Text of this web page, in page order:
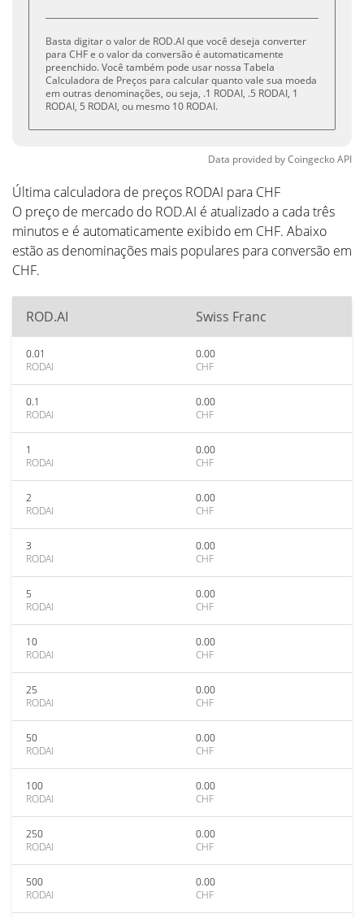
Basta digitar o valor de ROD.AI que você deseja converter
para CHF e o valor da conversão é automaticamente
preenchido. Você também pode usar nossa Tabela
Calculadora de Preços para calcular quanto vale sua moeda
em outras denominações, ou seja, .1 RODAI, .5 RODAI, 1
RODAI, 5 RODAI, ou mesmo 10 RODAI.
Data provided byCoingeckoAPI
Última calculadora de preços RODAI para CHF
O preço de mercado do ROD.AI é atualizado a cada três
minutos e é automaticamente exibido em CHF. Abaixo
estão as denominações mais populares para conversão em
CHF.
ROD.AI Swiss Franc
0.01
RODAI
0.00
CHF
0.1
RODAI
0.00
CHF
1
RODAI
0.00
CHF
2
RODAI
0.00
CHF
3
RODAI
0.00
CHF
5
RODAI
0.00
CHF
10
RODAI
0.00
CHF
25
RODAI
0.00
CHF
50
RODAI
0.00
CHF
100
RODAI
0.00
CHF
250
RODAI
0.00
CHF
500
RODAI
0.00
CHF